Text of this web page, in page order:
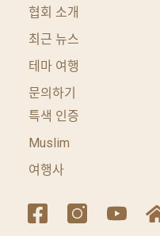
협회 소개
최근 뉴스
테마 여행
문의하기
특색 인증
Muslim
여행사